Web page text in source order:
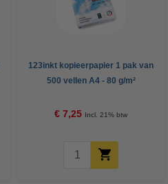
123inkt kopieerpapier 1 pak van
500 vellen A4 - 80 g/m²
€ 7,25 Incl. 21% btw